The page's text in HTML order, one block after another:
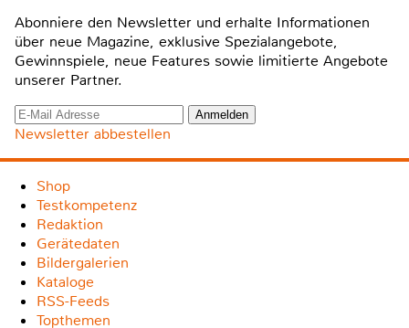
Abonniere den Newsletter und erhalte Informationen
über neue Magazine, exklusive Spezialangebote,
Gewinnspiele, neue Features sowie limitierte Angebote
unserer Partner.
Newsletter abbestellen
Shop
Testkompetenz
Redaktion
Gerätedaten
Bildergalerien
Kataloge
RSS-Feeds
Topthemen